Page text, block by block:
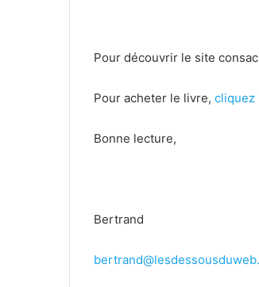
Pour découvrir le site
Pour acheter le livre, cliquez
Bonne lecture,
Bertrand